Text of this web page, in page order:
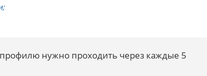
нужно проходить через каждые 5